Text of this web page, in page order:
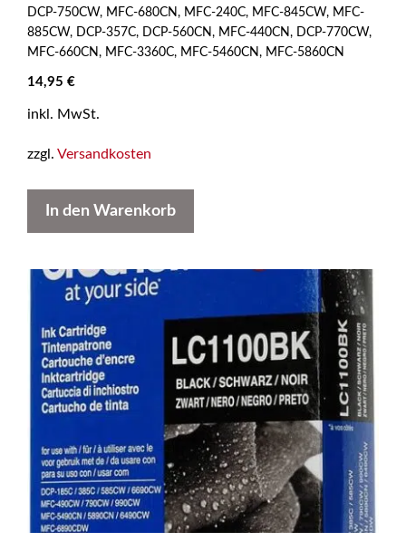
DCP-750CW, MFC-680CN, MFC-240C, MFC-845CW, MFC-
885CW, DCP-357C, DCP-560CN, MFC-440CN, DCP-770CW,
MFC-660CN, MFC-3360C, MFC-5460CN, MFC-5860CN
14,95 €
inkl. MwSt.
zzgl. Versandkosten
In den Warenkorb